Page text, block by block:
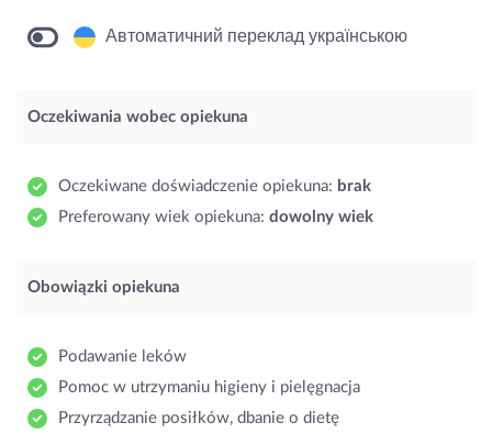
Автоматичний переклад українською
Oczekiwania wobec opiekuna
Oczekiwane doświadczenie opiekuna: brak
Preferowany wiek opiekuna: dowolny wiek
Obowiązki opiekuna
Podawanie leków
Pomoc w utrzymaniu higieny i pielęgnacja
Przyrządzanie posiłków, dbanie o dietę